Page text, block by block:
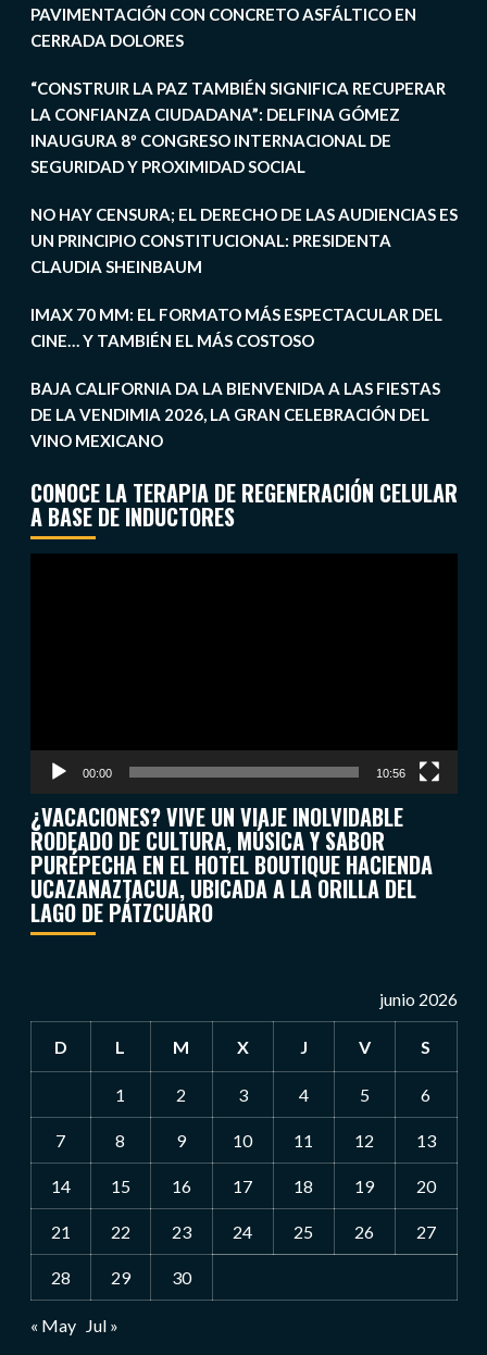
PAVIMENTACIÓN CON CONCRETO ASFÁLTICO EN
CERRADA DOLORES
“CONSTRUIR LA PAZ TAMBIÉN SIGNIFICA RECUPERAR
LA CONFIANZA CIUDADANA”: DELFINA GÓMEZ
INAUGURA 8º CONGRESO INTERNACIONAL DE
SEGURIDAD Y PROXIMIDAD SOCIAL
NO HAY CENSURA; EL DERECHO DE LAS AUDIENCIAS ES
UN PRINCIPIO CONSTITUCIONAL: PRESIDENTA
CLAUDIA SHEINBAUM
IMAX 70 MM: EL FORMATO MÁS ESPECTACULAR DEL
CINE… Y TAMBIÉN EL MÁS COSTOSO
BAJA CALIFORNIA DA LA BIENVENIDA A LAS FIESTAS
DE LA VENDIMIA 2026, LA GRAN CELEBRACIÓN DEL
VINO MEXICANO
CONOCE LA TERAPIA DE REGENERACIÓN CELULAR
A BASE DE INDUCTORES
00:00 10:56
¿VACACIONES? VIVE UN VIAJE INOLVIDABLE
RODEADO DE CULTURA, MÚSICA Y SABOR
PURÉPECHA EN EL HOTEL BOUTIQUE HACIENDA
UCAZANAZTACUA, UBICADA A LA ORILLA DEL
LAGO DE PÁTZCUARO
junio 2026
D L M X J V S
1 2 3 4 5 6
7 8 9 10 11 12 13
14 15 16 17 18 19 20
21 22 23 24 25 26 27
28 29 30
« May Jul »